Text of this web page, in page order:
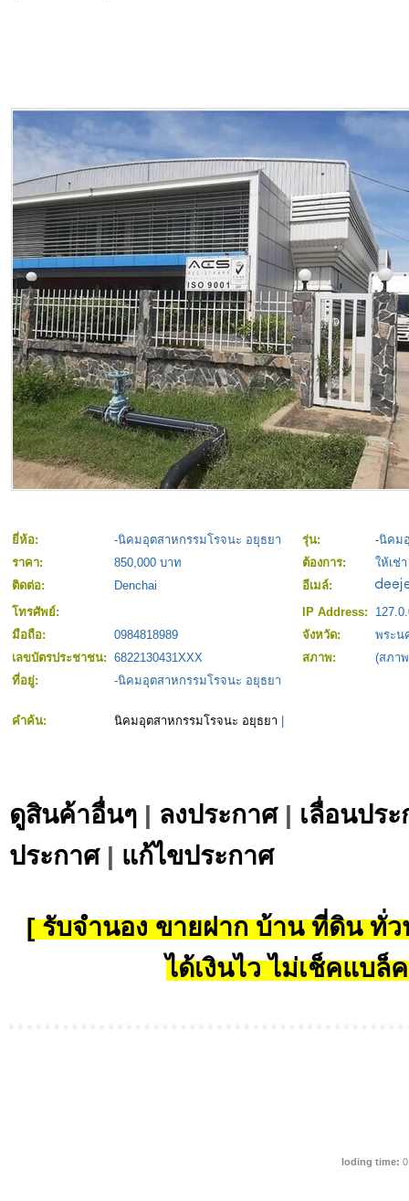
ยี่ห้อ: -นิคมอุตสาหกรรมโรจนะ อยุธยา รุ่น:
-นิคม
ราคา:
850,000 บาท ต้องการ:
ให้เช่า
ติดต่อ:
Denchai
อีเมล์:
โทรศัพย์:
IP Address:
มือถือ:
0984818989 จังหวัด:
พระน
เลขบัตรประชาชน: 6822130431XXX สภาพ:
(สภา
ที่อยู่:
-นิคมอุตสาหกรรมโรจนะ อยุธยา
คำค้น: นิคมอุตสาหกรรมโรจนะ อยุธยา
ดูสินค้าอื่นๆ | ลงประกาศ| เลื่อนปร
ประกาศ| แก้ไขประกาศ
[ รับจำนอง ขายฝาก บ้าน ที่ดิน ทั่ว
ได้เงินไว ไม่เช็คแบล็
loding time: